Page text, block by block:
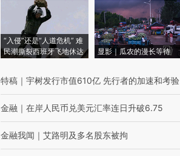
“入侵”还是“人道危机” 难
民潮撕裂西班牙飞地休达
显影｜瓜农的漫长等待
特稿 ｜ 宇树发行市值610亿 先行者的加速和考验
金融 ｜ 在岸人民币兑美元汇率连日升破6.75
金融我闻 ｜ 艾路明及多名股东被拘